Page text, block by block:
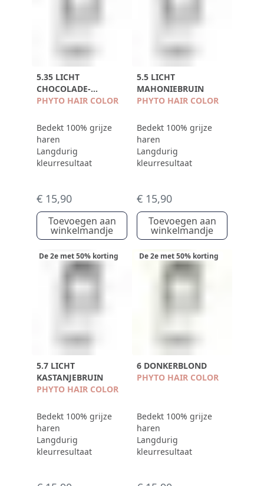
5.35 LICHT
CHOCOLADE-
KASTANJEBRUIN
PHYTO HAIR COLOR
Bedekt 100% grijze
haren
Langdurig
kleurresultaat
€ 15,90
Toevoegen aan
winkelmandje
5.5 LICHT
MAHONIEBRUIN
PHYTO HAIR COLOR
Bedekt 100% grijze
haren
Langdurig
kleurresultaat
€ 15,90
Toevoegen aan
winkelmandje
De 2e met 50% korting
5.7 LICHT
KASTANJEBRUIN
PHYTO HAIR COLOR
Bedekt 100% grijze
haren
Langdurig
kleurresultaat
De 2e met 50% korting
6 DONKERBLOND
PHYTO HAIR COLOR
Bedekt 100% grijze
haren
Langdurig
kleurresultaat